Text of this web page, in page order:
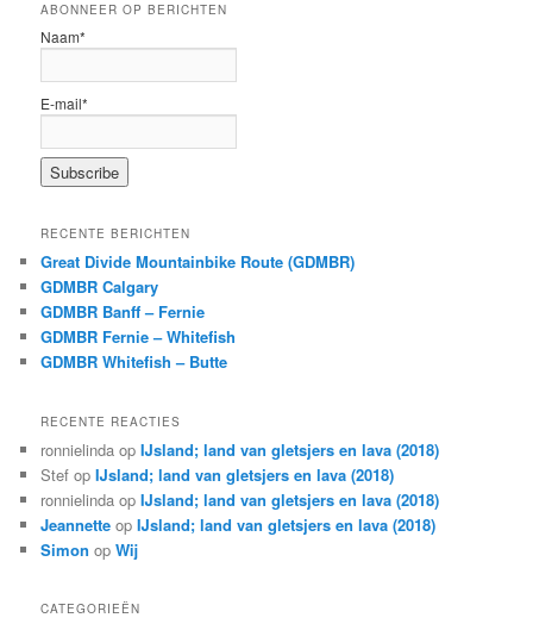
ABONNEER OP BERICHTEN
Naam*
E-mail*
RECENTE BERICHTEN
Great Divide Mountainbike Route (GDMBR)
GDMBR Calgary
GDMBR Banff – Fernie
GDMBR Fernie – Whitefish
GDMBR Whitefish – Butte
RECENTE REACTIES
ronnielinda opIJsland; land van gletsjers en lava (2018)
Stef opIJsland; land van gletsjers en lava (2018)
ronnielinda opIJsland; land van gletsjers en lava (2018)
Jeannette opIJsland; land van gletsjers en lava (2018)
Simon opWij
CATEGORIEËN